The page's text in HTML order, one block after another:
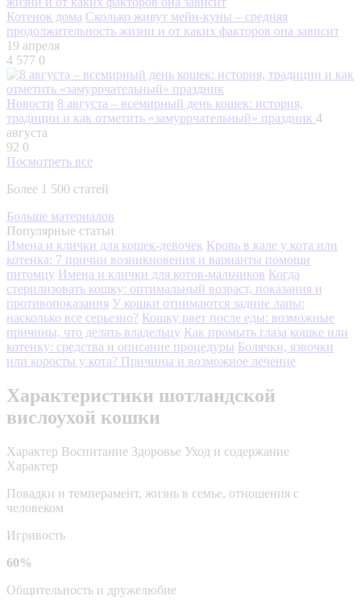
Котенок дома Сколько живут мейн-куны – средняя
продолжительность жизни и от каких факторов она зависит
19 апреля
4 577 0
Новости 8 августа – всемирный день кошек: история,
традиции и как отметить «замуррчательный» праздник 4
августа
92 0
Посмотреть все
Более 1 500 статей
Больше материалов
Популярные статьи
Имена и клички для кошек-девочек Кровь в кале у кота или
котенка: 7 причин возникновения и варианты помощи
питомцу Имена и клички для котов-мальчиков Когда
стерилизовать кошку: оптимальный возраст, показания и
противопоказания У кошки отнимаются задние лапы:
насколько все серьезно? Кошку рвет после еды: возможные
причины, что делать владельцу Как промыть глаза кошке или
котенку: средства и описание процедуры Болячки, язвочки
или коросты у кота? Причины и возможное лечение
Характеристики шотландской
вислоухой кошки
Характер Воспитание Здоровье Уход и содержание
Характер
Повадки и темперамент, жизнь в семье, отношения с
человеком
Игривость
60%
Общительность и дружелюбие